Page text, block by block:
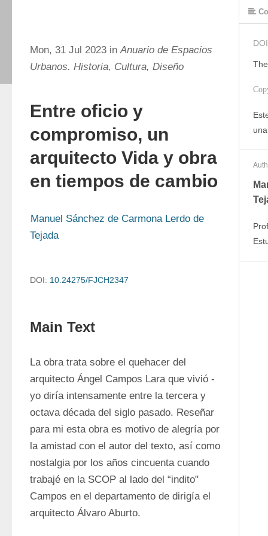
Mon, 31 Jul 2023 inAnuario de Espacios
Urbanos. Historia, Cultura, Diseño
Entre oficio y
compromiso, un
arquitecto Vida y obra
en tiempos de cambio
Manuel Sánchez de Carmona Lerdo de
Tejada
DOI: 10.24275/FJCH2347
Main Text
La obra trata sobre el quehacer del
arquitecto Ángel Campos Lara que vivió -
yo diría intensamente entre la tercera y
octava década del siglo pasado. Reseñar
para mi esta obra es motivo de alegría por
la amistad con el autor del texto, así como
nostalgia por los años cincuenta cuando
trabajé en la SCOP al lado del “indito"
Campos en el departamento de dirigía el
arquitecto Álvaro Aburto.
DOI